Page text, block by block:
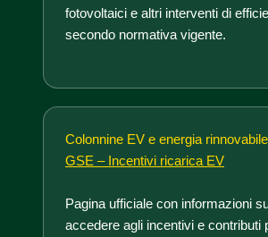
fotovoltaici e altri interventi di
secondo normativa vigente.
Colonnine EV e energia
GSE – Incentivi ricarica EV
Pagina ufficiale con informazioni
accedere agli incentivi e contributi